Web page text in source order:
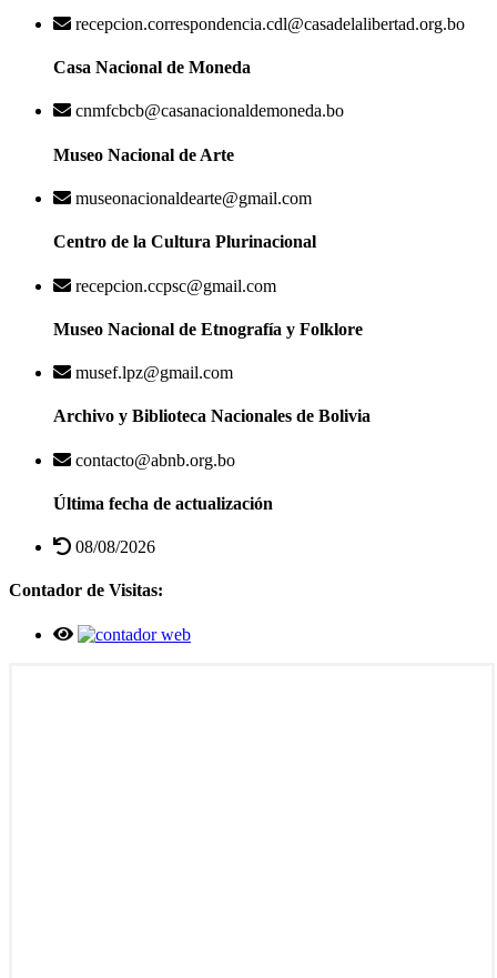
recepcion.correspondencia.cdl@casadelalibertad.org.bo
Casa Nacional de Moneda
cnmfcbcb@casanacionaldemoneda.bo
Museo Nacional de Arte
museonacionaldearte@gmail.com
Centro de la Cultura Plurinacional
recepcion.ccpsc@gmail.com
Museo Nacional de Etnografía y Folklore
musef.lpz@gmail.com
Archivo y Biblioteca Nacionales de Bolivia
contacto@abnb.org.bo
Última fecha de actualización
08/08/2026
Contador de Visitas: